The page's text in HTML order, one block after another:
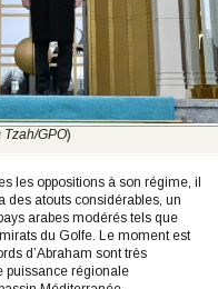
Tzah/GPO)
les oppositions à son régime, il
des atouts considérables, un
arabes modérés tels que
du Golfe. Le moment est
d’Abraham sont très
puissance régionale